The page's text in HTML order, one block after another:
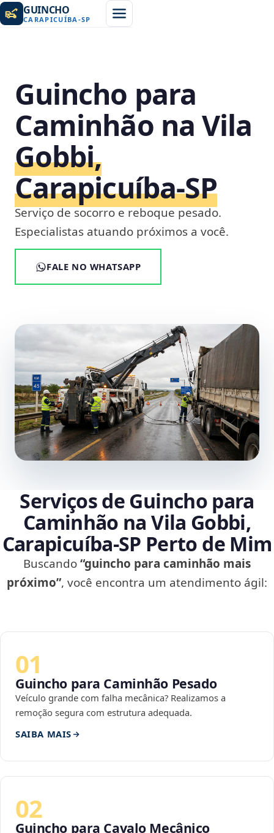
GUINCHO
CARAPICUÍBA -SP
Guincho para
Caminhão na Vila
Gobbi,
Carapicuíba‑SP
Serviço de socorro e reboque pesado.
Especialistas atuando próximos a você.
FALE NO WHATSAPP
Serviços de Guincho para
Caminhão na Vila Gobbi,
Carapicuíba‑SP Perto de Mim
Buscando“guincho para caminhão mais
próximo”, você encontra um atendimento ágil:
01
Guincho para Caminhão Pesado
Veículo grande com falha mecânica? Realizamos a
remoção segura com estrutura adequada.
SAIBA MAIS
02
Guincho para Cavalo Mecânico